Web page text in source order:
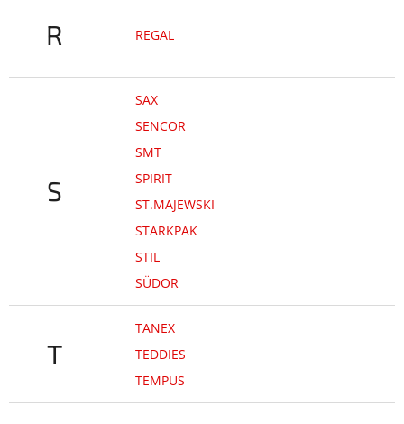
R REGAL
S
SAX
SENCOR
SMT
SPIRIT
ST.MAJEWSKI
STARKPAK
STIL
SÜDOR
T
TANEX
TEDDIES
TEMPUS